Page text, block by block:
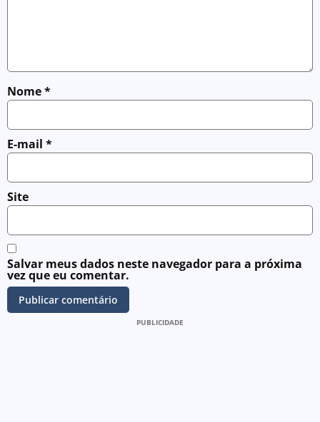
Nome*
E-mail *
Site
Salvar meus dados neste navegador para a próxima
vez que eu comentar.
PUBLICIDADE